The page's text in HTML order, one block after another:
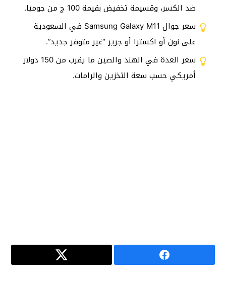
ضد الكسر، وقسيمة تخفيض بقيمة 100 ج من جوميا.
سعر جوال Samsung Galaxy M11 في السعودية
على نون أو اكسترا أو جرير “غير متوفر جديد”.
سعر العدة في الهند والصين ما يقرب من 150 دولار
أمريكي حسب سعة التخزين والرامات.